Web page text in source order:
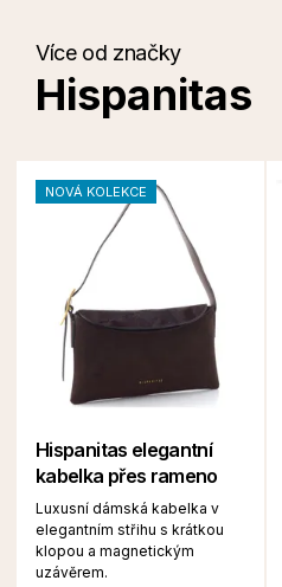
Více od značky
Hispanitas
NOVÁ KOLEKCE
Hispanitas elegantní
kabelka přes rameno
Luxusní dámská kabelka v
elegantním střihu s krátkou
klopou a magnetickým
uzávěrem.